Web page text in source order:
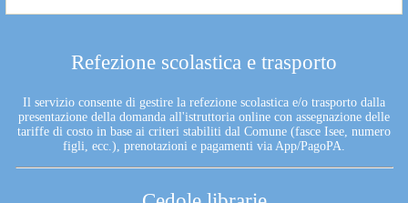
Refezione scolastica e trasporto
Il servizio consente di gestire la refezione scolastica e/o trasporto dalla
presentazione della domanda all'istruttoria online con assegnazione delle
tariffe di costo in base ai criteri stabiliti dal Comune (fasce Isee, numero
figli, ecc.), prenotazioni e pagamenti via App/PagoPA.